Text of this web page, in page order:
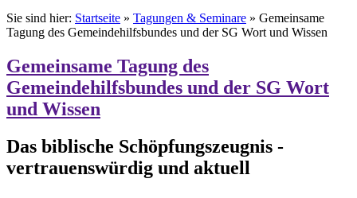
Sie sind hier: Startseite » Tagungen & Seminare » Gemeinsame
Tagung des Gemeindehilfsbundes und der SG Wort und Wissen
Gemeinsame Tagung des
Gemeindehilfsbundes und der SG Wort
und Wissen
Das biblische Schöpfungszeugnis -
vertrauenswürdig und aktuell